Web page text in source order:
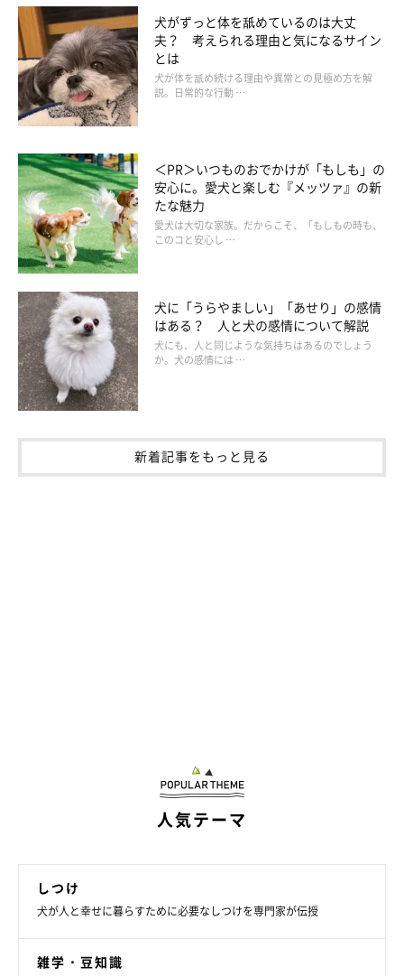
犬がずっと体を舐めているのは大丈
夫？ 考えられる理由と気になるサイン
とは
犬が体を舐め続ける理由や異常との見極め方を解
説。日常的な行動 …
＜PR＞いつものおでかけが「もしも」の
安心に。愛犬と楽しむ『メッツァ』の新
たな魅力
愛犬は大切な家族。だからこそ、「もしもの時も、
このコと安心し …
犬に「うらやましい」「あせり」の感情
はある？ 人と犬の感情について解説
犬にも、人と同じような気持ちはあるのでしょう
か。犬の感情には …
新着記事をもっと見る
人気テーマ
しつけ
犬が人と幸せに暮らすために必要なしつけを専門家が伝授
雑学・豆知識